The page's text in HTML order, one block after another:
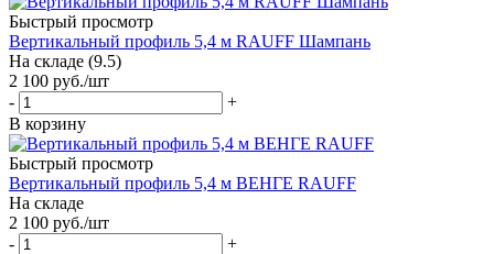
Быстрый просмотр
Вертикальный профиль 5,4 м RAUFF Шампань
На складе (9.5)
2 100 руб./шт
-
+
В корзину
Быстрый просмотр
Вертикальный профиль 5,4 м ВЕНГЕ RAUFF
На складе
2 100 руб./шт
-
+